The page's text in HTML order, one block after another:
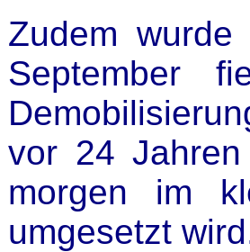
Zudem
September
vor 24
morgen im
umgesetzt